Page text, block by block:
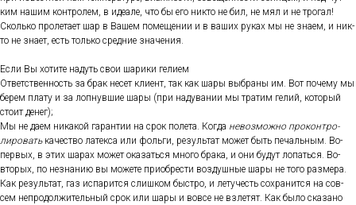
ким на­шим кон­тро­лем, в иде­але, что бы его ник­то не бил, не мял и не тро­гал!
Сколь­ко про­лета­ет шар в Ва­шем по­меще­нии и в ва­ших ру­ках мы не зна­ем, и ник­
то не зна­ет, есть толь­ко сред­ние зна­чения.
Ес­ли Вы хо­тите на­дуть свои ша­рики ге­ли­ем
От­ветс­твен­ность за брак не­сет кли­ент, так как ша­ры выб­ра­ны им. Вот по­чему мы
бе­рем пла­ту и за лоп­нувшие ша­ры (при на­дува­нии мы тра­тим ге­лий, ко­торый
сто­ит де­нег);
Мы не да­ем ни­какой га­ран­тии на срок по­лета. Ког­да не­воз­можно про­кон­тро­
лиро­ватька­чес­тво ла­тек­са или фоль­ги, ре­зуль­тат мо­жет быть пе­чаль­ным. Во-
пер­вых, в этих ша­рах мо­жет ока­зать­ся мно­го бра­ка, и они бу­дут ло­пать­ся. Во-
вто­рых, по нез­на­нию вы мо­жете при­об­рести воз­душные ша­ры не то­го раз­ме­ра.
Как ре­зуль­тат, газ ис­па­рит­ся слиш­ком быс­тро, и ле­тучесть сох­ра­нит­ся на сов­
сем неп­ро­дол­жи­тель­ный срок или ша­ры и вов­се не взле­тят. Как бы­ло ска­зано